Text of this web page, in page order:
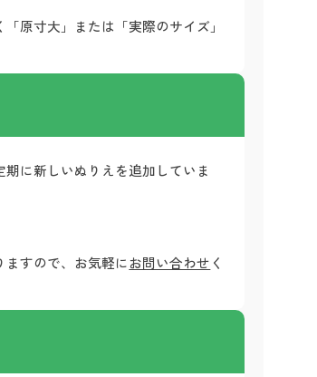
原寸大」または「実際のサイズ」
に新しいぬりえを追加していま
ますので、お気軽にお問い合わせ く